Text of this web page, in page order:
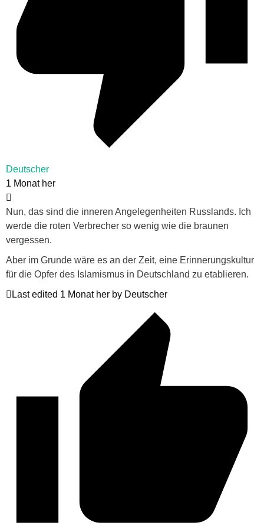
Deutscher
1 Monat her
Nun, das sind die inneren Angelegenheiten Russlands. Ich
werde die roten Verbrecher so wenig wie die braunen
vergessen.
Aber im Grunde wäre es an der Zeit, eine Erinnerungskultur
für die Opfer des Islamismus in Deutschland zu etablieren.
Last edited 1 Monat her by Deutscher